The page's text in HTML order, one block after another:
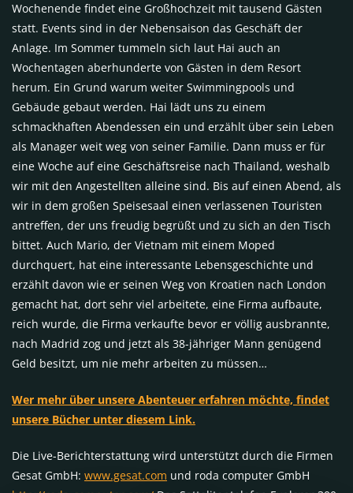
Wochenende findet eine Großhochzeit mit tausend Gästen
statt. Events sind in der Nebensaison das Geschäft der
Anlage. Im Sommer tummeln sich laut Hai auch an
Wochentagen aberhunderte von Gästen in dem Resort
herum. Ein Grund warum weiter Swimmingpools und
Gebäude gebaut werden. Hai lädt uns zu einem
schmackhaften Abendessen ein und erzählt über sein Leben
als Manager weit weg von seiner Familie. Dann muss er für
eine Woche auf eine Geschäftsreise nach Thailand, weshalb
wir mit den Angestellten alleine sind. Bis auf einen Abend, als
wir in dem großen Speisesaal einen verlassenen Touristen
antreffen, der uns freudig begrüßt und zu sich an den Tisch
bittet. Auch Mario, der Vietnam mit einem Moped
durchquert, hat eine interessante Lebensgeschichte und
erzählt davon wie er seinen Weg von Kroatien nach London
gemacht hat, dort sehr viel arbeitete, eine Firma aufbaute,
reich wurde, die Firma verkaufte bevor er völlig ausbrannte,
nach Madrid zog und jetzt als 38-jähriger Mann genügend
Geld besitzt, um nie mehr arbeiten zu müssen…
Wer mehr über unsere Abenteuer erfahren möchte, findet
unsere Bücher unter diesem Link.
Die Live-Berichterstattung wird unterstützt durch die Firmen
Gesat GmbH: www.gesat.com und roda computer GmbH